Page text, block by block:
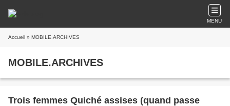
MENU
Accueil » MOBILE.ARCHIVES
MOBILE.ARCHIVES
Trois femmes Quiché assises (quand passe